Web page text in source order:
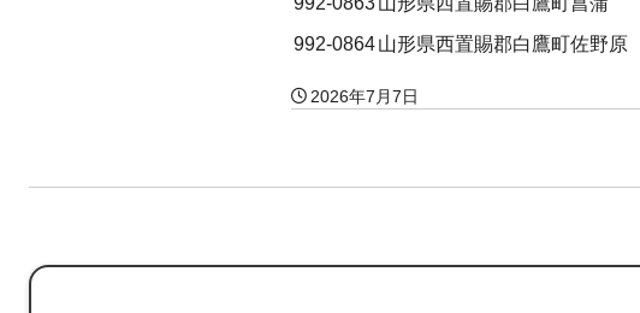
992-0864山形県西置賜郡白鷹町佐野原
2026年7月7日